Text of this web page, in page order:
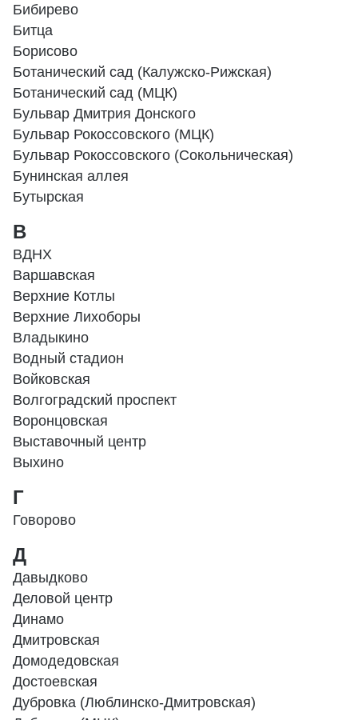
Бибирево
Битца
Борисово
Ботанический сад (Калужско-Рижская)
Ботанический сад (МЦК)
Бульвар Дмитрия Донского
Бульвар Рокоссовского (МЦК)
Бульвар Рокоссовского (Сокольническая)
Бунинская аллея
Бутырская
В
ВДНХ
Варшавская
Верхние Котлы
Верхние Лихоборы
Владыкино
Водный стадион
Войковская
Волгоградский проспект
Воронцовская
Выставочный центр
Выхино
Г
Говорово
Д
Давыдково
Деловой центр
Динамо
Дмитровская
Домодедовская
Достоевская
Дубровка (Люблинско-Дмитровская)